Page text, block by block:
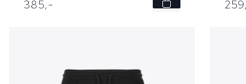
385,- 259,